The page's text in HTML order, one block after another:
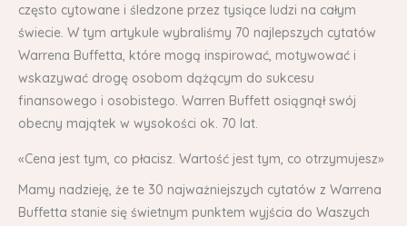
często cytowane i śledzone przez tysiące ludzi na całym
świecie. W tym artykule wybraliśmy 70 najlepszych cytatów
Warrena Buffetta, które mogą inspirować, motywować i
wskazywać drogę osobom dążącym do sukcesu
finansowego i osobistego. Warren Buffett osiągnął swój
obecny majątek w wysokości ok. 70 lat.
«Cena jest tym, co płacisz. Wartość jest tym, co otrzymujesz»
Mamy nadzieję, że te 30 najważniejszych cytatów z Warrena
Buffetta stanie się świetnym punktem wyjścia do Waszych